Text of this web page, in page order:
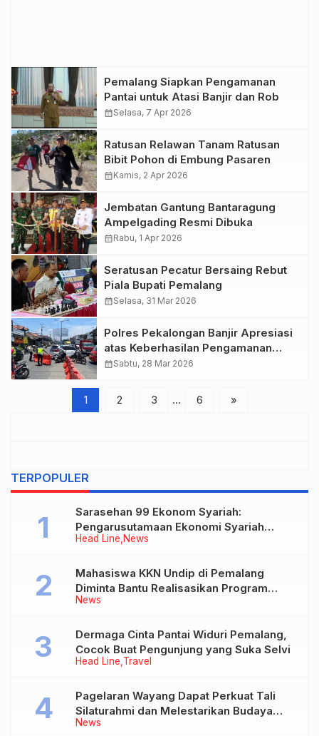
Pemalang Siapkan Pengamanan
Pantai untuk Atasi Banjir dan Rob
calendar_monthSelasa, 7 Apr 2026
Ratusan Relawan Tanam Ratusan
Bibit Pohon di Embung Pasaren
calendar_monthKamis, 2 Apr 2026
Jembatan Gantung Bantaragung
Ampelgading Resmi Dibuka
calendar_monthRabu, 1 Apr 2026
Seratusan Pecatur Bersaing Rebut
Piala Bupati Pemalang
calendar_monthSelasa, 31 Mar 2026
Polres Pekalongan Banjir Apresiasi
atas Keberhasilan Pengamanan
Mudik Idul Fitri 1447 H
calendar_monthSabtu, 28 Mar 2026
1 2 3 … 6 »
TERPOPULER
Head Line News
Sarasehan 99 Ekonom Syariah:
Pengarusutamaan Ekonomi Syariah
sebagai Pilar Baru Perekonomian
News
Mahasiswa KKN Undip di Pemalang
Diminta Bantu Realisasikan Program
Bupati di Desa-desa
Head Line Travel
Dermaga Cinta Pantai Widuri Pemalang,
Cocok Buat Pengunjung yang Suka Selvi
News
Pagelaran Wayang Dapat Perkuat Tali
Silaturahmi dan Melestarikan Budaya
Lokal